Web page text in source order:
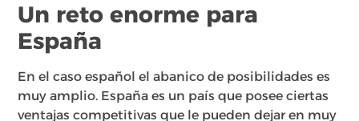
Un reto enorme para
España
En el caso español el abanico de posibilidades es
muy amplio. España es un país que posee ciertas
ventajas competitivas que le pueden dejar en muy